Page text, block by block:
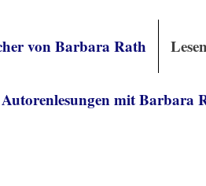
von Barbara Rath
Autorenlesungen mit Barbara